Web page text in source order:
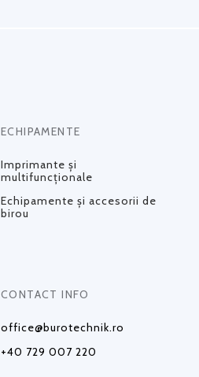
ECHIPAMENTE
Imprimante și
multifuncționale
Echipamente și accesorii de
birou
CONTACT INFO
office@burotechnik.ro
+40 729 007 220